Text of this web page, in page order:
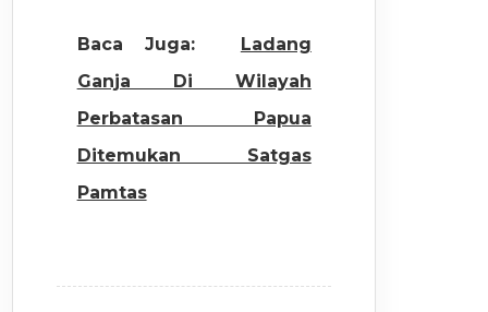
Baca Juga:
Ladang
Ganja Di Wilayah
Perbatasan Papua
Ditemukan Satgas
Pamtas